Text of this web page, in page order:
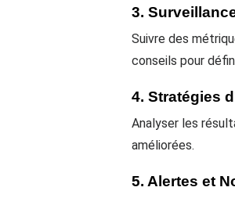
3.
Suivre des
conseils pour
4. Stratégies
Analyser les
améliorées.
5. Alertes et